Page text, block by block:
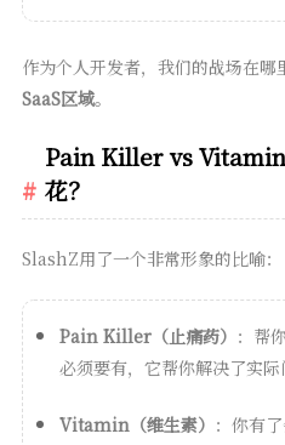
作为个人开发者，我们的战场在哪
SaaS区域。
Pain Killer vs Vitamin
花？
SlashZ用了一个非常形象的比喻：
Pain Killer（止痛药） ：帮
必须要有，它帮你解决了实际
Vitamin（维生素） ：你有